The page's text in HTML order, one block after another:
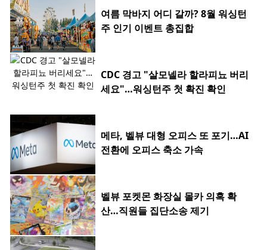
여름 막바지 어디 갈까? 8월 워싱턴
주 인기 이벤트 총집합
CDC 경고 "살모넬라 할라피뇨 버리
세요"…워싱턴주 첫 확진 확인
메타, 벨뷰 대형 오피스 또 포기…AI
전환에 오피스 축소 가속
벨뷰 포켓몬 화장실 몰카 의혹 확
산…직원들 집단소송 제기